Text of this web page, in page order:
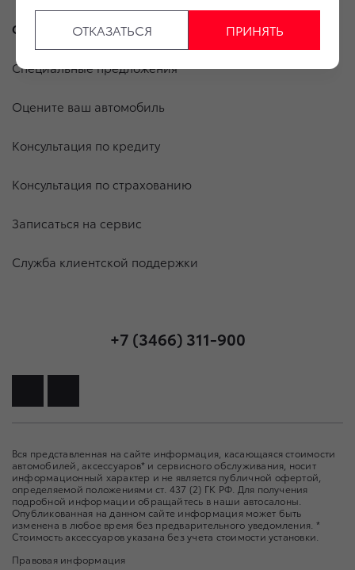
О дилерском центре
Специальные предложения
Оцените ваш автомобиль
Консультация по кредиту
Консультация по страхованию
Записаться на сервис
Служба клиентской поддержки
+7 (3466) 311-900
Вся представленная на сайте информация, касающаяся стоимости
автомобилей, аксессуаров* и сервисного обслуживания, носит
информационный характер и не является публичной офертой,
определяемой положениями ст. 437 (2) ГК РФ. Для получения
подробной информации обращайтесь в наши автосалоны.
Опубликованная на данном сайте информация может быть
изменена в любое время без предварительного уведомления. *
Стоимость аксессуаров указана без учета стоимости установки.
Правовая информация
ОТКАЗАТЬСЯ ПРИНЯТЬ